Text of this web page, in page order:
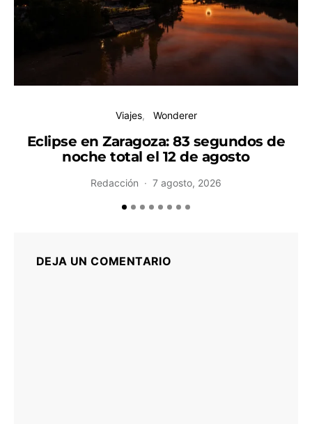
Viajes Wonderer
Eclipse en Zaragoza: 83 segundos de
noche total el 12 de agosto
Redacción 7 agosto, 2026
DEJA UN COMENTARIO